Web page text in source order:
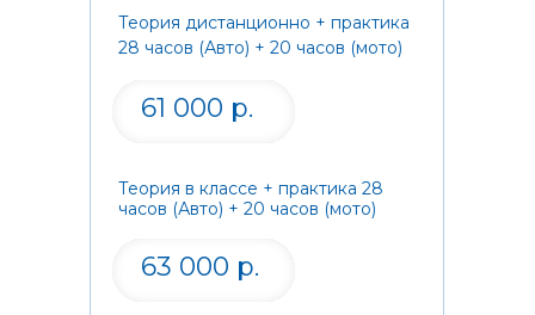
61 000 р.
Теория в классе + практика 28
часов (Авто) + 20 часов (мото)
Теория дистанционно + практика
28 часов (Авто) + 20 часов (мото)
63 000 р.